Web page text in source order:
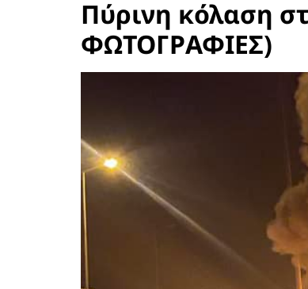
Πύρινη κόλαση
ΦΩΤΟΓΡΑΦΙΕΣ)